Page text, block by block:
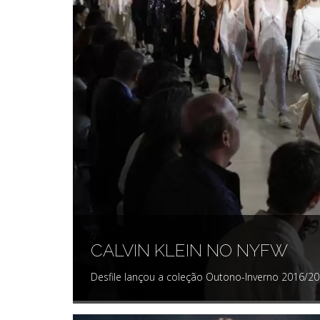
CALVIN KLEIN NO NYFW
Desfile lançou a coleção Outono-Inverno 2016/